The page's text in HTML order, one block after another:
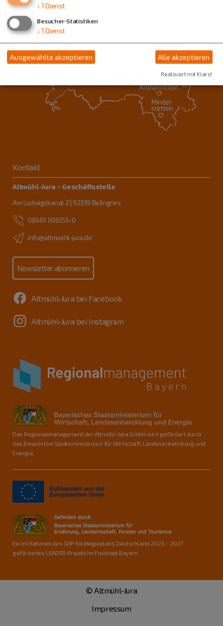
Kontakt
Altmühl-Jura – Geschäftsstelle
Am Ludwigskanal 2 | 92339 Beilngries
08461 606355-0
info@altmuehl-jura.de
Newsletter abonnieren
Altmühl-Jura bei Facebook
Altmühl-Jura bei Instagram
Das Regionalmanagement der Altmühl-Jura GmbH wird gefördert durch
das Bayerische Staatsministerium für Wirtschaft, Landesentwicklung und
Energie.
Ein im Rahmen des GAP-Strategieplans Deutschland 2023 – 2027
gefördertes LEADER-Projekt im Freistaat Bayern.
© Altmühl-Jura
Impressum
↓ 1 Dienst
Besucher-Statistiken
↓ 1 Dienst
Ausgewählte akzeptieren Alle akzeptieren
Realisiert mit Klaro!